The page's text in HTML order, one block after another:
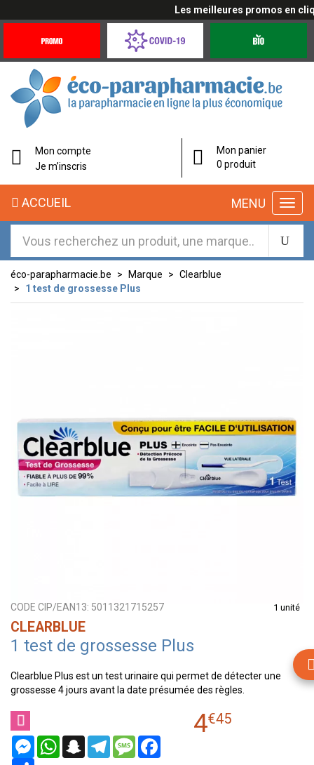
Les meilleures promos en
Offres
Coronavirus
éco-
parapharmacie.fr
éco-
parapharmacie.fr
Mon compte
Je m’inscris
Mon panier
0 produit
MENU
ACCUEIL
éco-parapharmacie.be Marque
Clearblue
1 test de grossesse Plus
CODE CIP/EAN13: 5011321715257 1 unité
CLEARBLUE
1 test de grossesse Plus
Clearblue Plus est un test urinaire qui permet de détecter une
grossesse 4 jours avant la date présumée des règles.
MessengerWhatsAppSnapchatTelegramMessage
4€45